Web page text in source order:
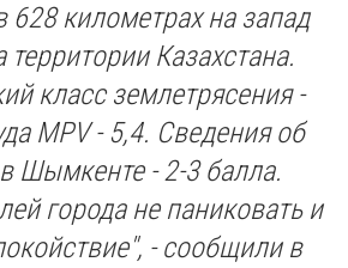
628 километрах на запад
Казахстана.
класс землетрясения -
MPV - 5,4. Сведения об
Шымкенте - 2-3 балла.
города не паниковать и
- сообщили в